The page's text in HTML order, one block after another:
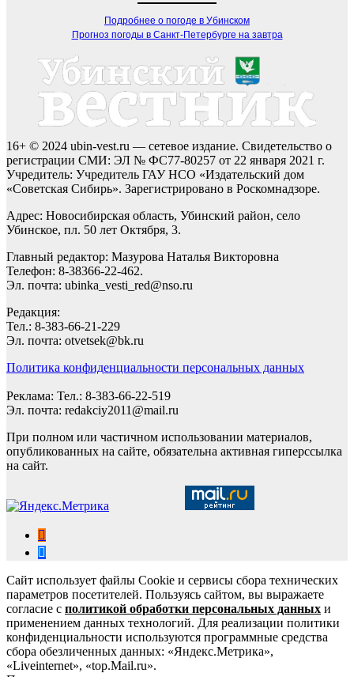
Подробнее о погоде в Убинском
Прогноз погоды в Санкт-Петербурге на завтра
16+ © 2024 ubin-vest.ru — сетевое издание. Свидетельство о
регистрации СМИ: ЭЛ № ФС77-80257 от 22 января 2021 г.
Учредитель: Учредитель ГАУ НСО «Издательский дом
«Советская Сибирь». Зарегистрировано в Роскомнадзоре.
Адрес: Новосибирская область, Убинский район, село
Убинское, пл. 50 лет Октября, 3.
Главный редактор: Мазурова Наталья Викторовна
Телефон: 8-38366-22-462.
Эл. почта: ubinka_vesti_red@nso.ru
Редакция:
Тел.: 8-383-66-21-229
Эл. почта: otvetsek@bk.ru
Политика конфиденциальности персональных данных
Реклама: Тел.: 8-383-66-22-519
Эл. почта: redakciy2011@mail.ru
При полном или частичном использовании материалов,
опубликованных на сайте, обязательна активная гиперссылка
на сайт.
Сайт использует файлы Cookie и сервисы сбора технических
параметров посетителей. Пользуясь сайтом, вы выражаете
согласие с политикой обработки персональных данных и
применением данных технологий. Для реализации политики
конфиденциальности используются программные средства
сбора обезличенных данных: «Яндекс.Метрика»,
«Liveinternet», «top.Mail.ru».